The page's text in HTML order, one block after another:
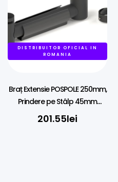
DISTRIBUITOR OFICIAL IN
ROMANIA
Braț Extensie POSPOLE 250mm,
Prindere pe Stâlp 45mm
pentru Echipamente 38mm
201.55lei